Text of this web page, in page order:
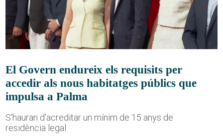
El Govern endureix els requisits per
accedir als nous habitatges públics que
impulsa a Palma
S'hauran d'acreditar un mínim de 15 anys de
residència legal